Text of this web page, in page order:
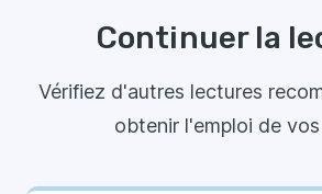
Continuer la
Vérifiez d'autres lectures
obtenir l'emploi de